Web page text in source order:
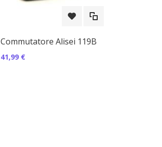
Commutatore Alisei 119B
41,99 €